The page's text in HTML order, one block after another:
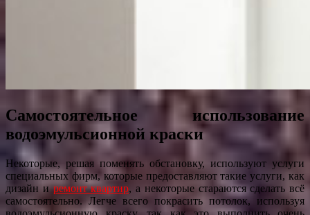
Самостоятельное использование
водоэмульсионной краски
Некоторые, решая поменять обстановку, используют услуги
специальных фирм, которые предоставляют такие услуги, как
дизайн иремонт квартир, а некоторые стараются сделать всё
самостоятельно. Легче всего покрасить потолок, используя